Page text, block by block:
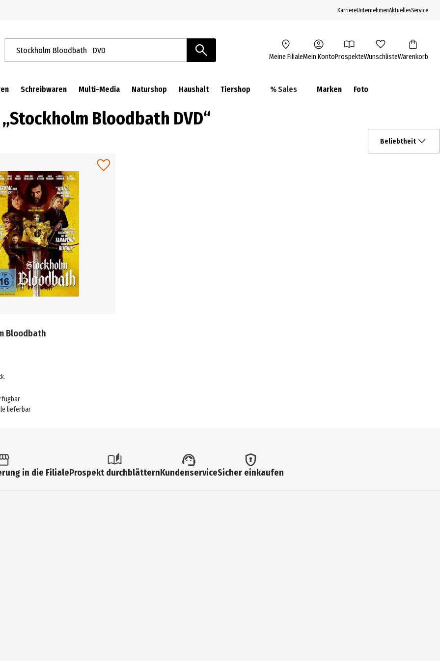
KarriereUnternehmenAktuellesService
Suchbegriffe / Artikelnummer Meine FilialeMein KontoProspekteWunschlisteWarenkorb
Schreibwaren Multi-Media Naturshop Haushalt Tiershop % Sales Marken Foto
Bloodbath DVD“
Beliebtheit
Bloodbath
lieferbar
in die FilialeProspekt durchblätternKundenserviceSicher einkaufen